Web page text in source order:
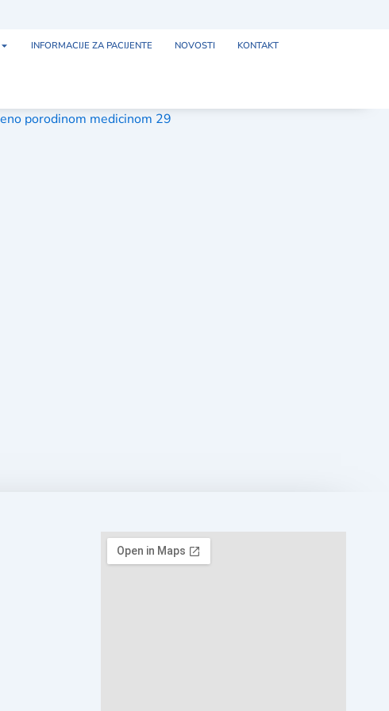
INFORMACIJE ZA PACIJENTE NOVOSTI KONTAKT
porodinom medicinom 29